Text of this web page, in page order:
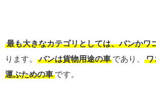
最も大きなカテゴリとしては、バンかワ
ります。
バンは貨物用途の車 であり、
ワ
運ぶための車 です。